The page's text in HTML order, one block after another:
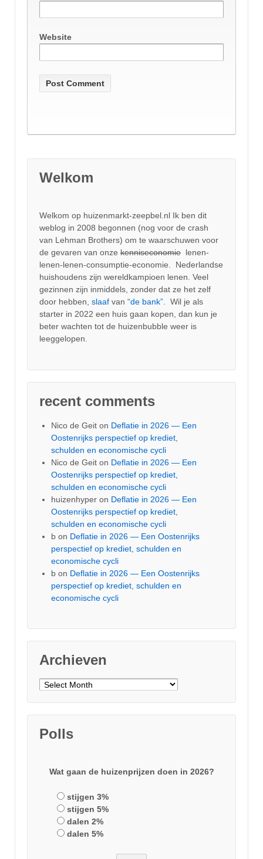
Website
Welkom
Welkom op huizenmarkt-zeepbel.nl Ik ben dit
weblog in 2008 begonnen (nog voor de crash
van Lehman Brothers) om te waarschuwen voor
de gevaren van onze kenniseconomie lenen-
lenen-lenen-consumptie-economie. Nederlandse
huishoudens zijn wereldkampioen lenen. Veel
gezinnen zijn inmiddels, zonder dat ze het zelf
door hebben, slaaf van “de bank”.
Wil je als
starter in 2022 een huis gaan kopen, dan kun je
beter wachten tot de huizenbubble weer is
leeggelopen.
recent comments
Nico de Geit on Deflatie in 2026 — Een
Oostenrijks perspectief op krediet,
schulden en economische cycli
Nico de Geit on Deflatie in 2026 — Een
Oostenrijks perspectief op krediet,
schulden en economische cycli
huizenhyper on Deflatie in 2026 — Een
Oostenrijks perspectief op krediet,
schulden en economische cycli
b on Deflatie in 2026 — Een Oostenrijks
perspectief op krediet, schulden en
economische cycli
b on Deflatie in 2026 — Een Oostenrijks
perspectief op krediet, schulden en
economische cycli
Archieven
Archieven
Polls
Wat gaan de huizenprijzen doen in 2026?
stijgen 3%
stijgen 5%
dalen 2%
dalen 5%